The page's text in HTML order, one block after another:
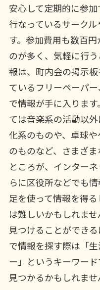
安心して定期的に参
行なっているサーク
す。参加費用も数百
のが多く、気軽に行
報は、町内会の掲示
ているフリーペーパ
で情報が手に入りま
ては音楽系の活動以
化系のものや、卓球
のものなど、さまざま
ところが、インター
らに区役所などでも情
足を使って情報を得
は難しいかもしれま
見つけることができ
で情報を探す際は「
ー」というキーワー
見つかるかもしれませ